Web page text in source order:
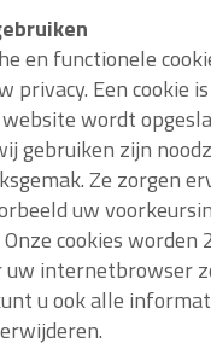
en functionele
privacy. Een cookie
wordt
gebruiken zijn
Ze zorgen
uw
cookies worden
uw internetbrowser
u ook alle